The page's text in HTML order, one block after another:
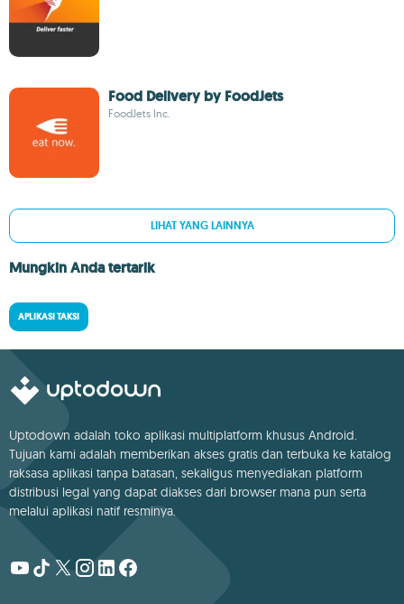
Food Delivery by FoodJets
FoodJets Inc.
LIHAT YANG LAINNYA
Mungkin Anda tertarik
APLIKASI TAKSI
Uptodown adalah toko aplikasi multiplatform khusus Android.
Tujuan kami adalah memberikan akses gratis dan terbuka ke katalog
raksasa aplikasi tanpa batasan, sekaligus menyediakan platform
distribusi legal yang dapat diakses dari browser mana pun serta
melalui aplikasi natif resminya.